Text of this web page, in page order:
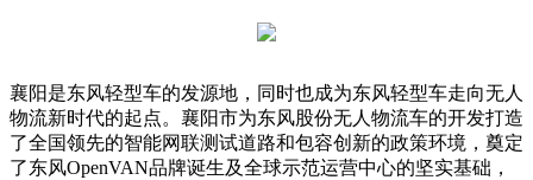
襄阳是东风轻型车的发源地，同时也成为东风轻型车走向无人
物流新时代的起点。襄阳市为东风股份无人物流车的开发打造
了全国领先的智能网联测试道路和包容创新的政策环境，奠定
了东风OpenVAN品牌诞生及全球示范运营中心的坚实基础，